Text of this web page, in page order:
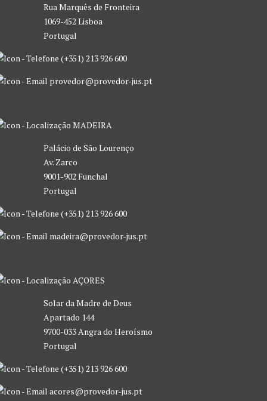
Rua Marquês de Fronteira
1069-452 Lisboa
Portugal
(+351) 213 926 600
provedor@provedor-jus.pt
MADEIRA
Palácio de São Lourenço
Av. Zarco
9001-902 Funchal
Portugal
(+351) 213 926 600
madeira@provedor-jus.pt
AÇORES
Solar da Madre de Deus
Apartado 144
9700-033 Angra do Heroísmo
Portugal
(+351) 213 926 600
acores@provedor-jus.pt